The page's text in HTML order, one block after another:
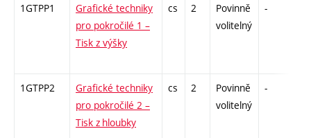
1GTPP1
Grafické techniky
pro pokročilé 1 –
Tisk z výšky
cs 2
Povinně
volitelný
-
1GTPP2
Grafické techniky
pro pokročilé 2 –
Tisk z hloubky
cs 2
Povinně
volitelný
-